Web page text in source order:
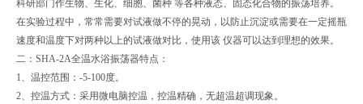
科研部门作生物、生化、细胞、菌种 等各种液态、固态化合物的振荡培养。
在实验过程中，常常需要对试液做不停的晃动，以防止沉淀或需要在一定摇瓶
速度和温度下对两种以上的试液做对比，使用该 仪器可以达到理想的效果。
二：SHA-2A全温水浴振荡器特点：
1、温控范围：-5-100度。
2、控温方式：采用微电脑控温，控温精确，无超温超调现象。